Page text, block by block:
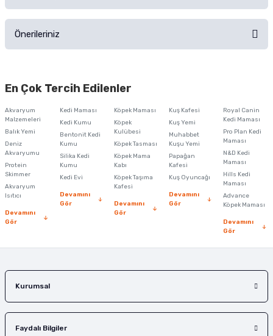
Ürünü Satın Al ve Yorumla
Önerileriniz
iletebilirsiniz.
Ürün resmi kalitesiz, bozuk veya görüntülenemiyor.
Ürün açıklamasında eksik bilgiler bulunuyor.
Ürün bilgilerinde hatalar bulunuyor.
Ürün fiyatı diğer sitelerden daha pahalı.
Bu ürüne benzer farklı alternatifler olmalı.
En Çok Tercih Edilenler
Akvaryum
Malzemeleri
Balık Yemi
Deniz
Akvaryumu
Protein
Skimmer
Akvaryum
Isıtıcı
Devamını
Gör
Kedi Maması
Kedi Kumu
Bentonit Kedi
Kumu
Silika Kedi
Kumu
Kedi Evi
Devamını
Gör
Köpek Maması
Köpek
Kulübesi
Köpek Tasması
Köpek Mama
Kabı
Köpek Taşıma
Kafesi
Devamını
Gör
Kuş Kafesi
Kuş Yemi
Muhabbet
Kuşu Yemi
Papağan
Kafesi
Kuş Oyuncağı
Devamını
Gör
Royal Canin
Kedi Maması
Pro Plan Kedi
Maması
N&D Kedi
Maması
Hills Kedi
Maması
Advance
Köpek Maması
Devamını
Gör
Kurumsal
Faydalı Bilgiler